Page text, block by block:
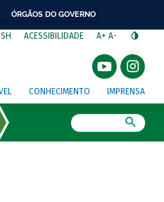
ÓRGÃOS DO GOVERNO
ACESSIBILIDADE A+ A-
CONHECIMENTO IMPRENSA